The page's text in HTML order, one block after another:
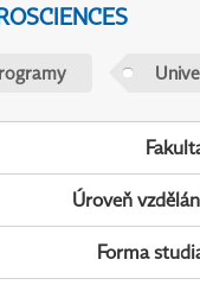
Úroveň
Forma